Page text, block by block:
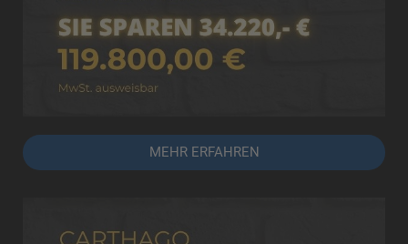
MEHR ERFAHREN